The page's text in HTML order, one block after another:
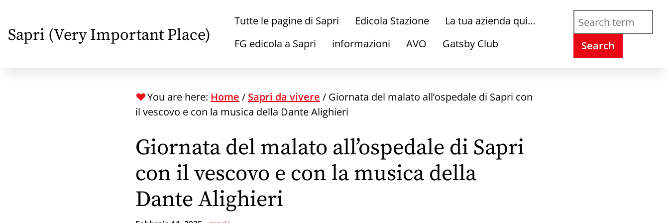
main
Sapri (Very Important Place)
Tutte le pagine di Sapri Edicola Stazione
La tua azienda qui…
FG edicola a Sapri
informazioni AVO Gatsby Club Search
You are here: Home / Sapri da vivere / Giornata del malato all’ospedale di Sapri con
il vescovo e con la musica della Dante Alighieri
Giornata del malato all’ospedale di Sapri
con il vescovo e con la musica della
Dante Alighieri